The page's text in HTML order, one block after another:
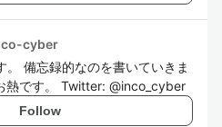
cyber
備忘録的なのを書いていきま
熱です。 Twitter: @inco_cyber
Follow